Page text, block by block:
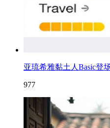
亚琉希雅黏土人Basic登
977